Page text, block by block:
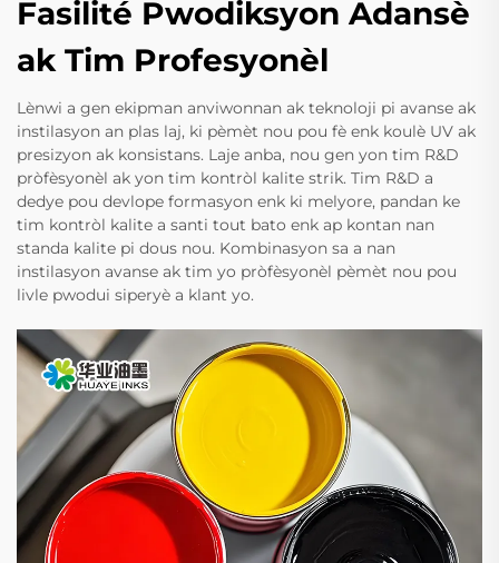
Fasilité Pwodiksyon Adansè
ak Tim Profesyonèl
Lènwi a gen ekipman anviwonnan ak teknoloji pi avanse ak
instilasyon an plas laj, ki pèmèt nou pou fè enk koulè UV ak
presizyon ak konsistans. Laje anba, nou gen yon tim R&D
pròfèsyonèl ak yon tim kontròl kalite strik. Tim R&D a
dedye pou devlope formasyon enk ki melyore, pandan ke
tim kontròl kalite a santi tout bato enk ap kontan nan
standa kalite pi dous nou. Kombinasyon sa a nan
instilasyon avanse ak tim yo pròfèsyonèl pèmèt nou pou
livle pwodui siperyè a klant yo.